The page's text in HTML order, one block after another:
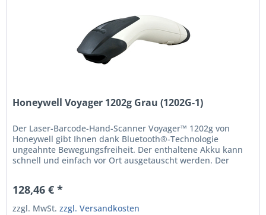
Honeywell Voyager 1202g Grau (1202G-1)
Der Laser-Barcode-Hand-Scanner Voyager™ 1202g von
Honeywell gibt Ihnen dank Bluetooth®-Technologie
ungeahnte Bewegungsfreiheit. Der enthaltene Akku kann
schnell und einfach vor Ort ausgetauscht werden. Der
Scanner. Mit der exklusiven Laser-Scanning-Technologie
der...
128,46 € *
zzgl. MwSt.zzgl. Versandkosten